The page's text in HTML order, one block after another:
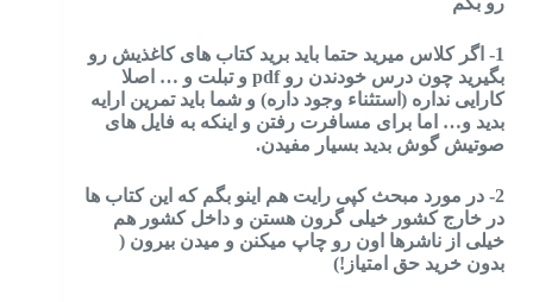
1- اگر کلاس میرید حتما باید برید کتاب های کاغذیش رو
بگیرید چون درس خودندن رو pdf و تبلت و … اصلا
کارایی نداره (استثناء وجود داره) و شما باید تمرین ارایه
بدید و… اما برای مسافرت رفتن و اینکه به فایل های
صوتیش گوش بدید بسیار مفیدن.
2- در مورد مبحث کپی رایت هم اینو بگم که این کتاب ها
در خارج کشور خیلی گرون هستن و داخل کشور هم
خیلی از ناشرها اون رو چاپ میکنن و میدن بیرون (
بدون خرید حق امتیاز!)